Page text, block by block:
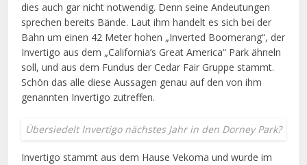
dies auch gar nicht notwendig. Denn seine Andeutungen
sprechen bereits Bände. Laut ihm handelt es sich bei der
Bahn um einen 42 Meter hohen „Inverted Boomerang“, der
Invertigo aus dem „California’s Great America“ Park ähneln
soll, und aus dem Fundus der Cedar Fair Gruppe stammt.
Schön das alle diese Aussagen genau auf den von ihm
genannten Invertigo zutreffen.
Übersiedelt Invertigo nächstes Jahr in den Dorney Park?
Invertigo stammt aus dem Hause Vekoma und wurde im